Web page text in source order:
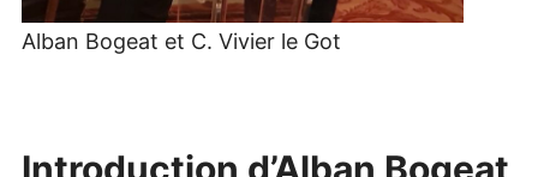
Alban Bogeat et C. Vivier le Got
Introduction d’Alban Bogeat